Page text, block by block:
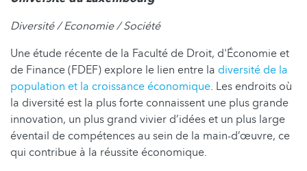
Diversité / Economie / Société
Une étude récente de la Faculté de Droit, d'Économie et
de Finance (FDEF) explore le lien entre la diversité de la
population et la croissance économique. Les endroits où
la diversité est la plus forte connaissent une plus grande
innovation, un plus grand vivier d’idées et un plus large
éventail de compétences au sein de la main-d’œuvre, ce
qui contribue à la réussite économique.